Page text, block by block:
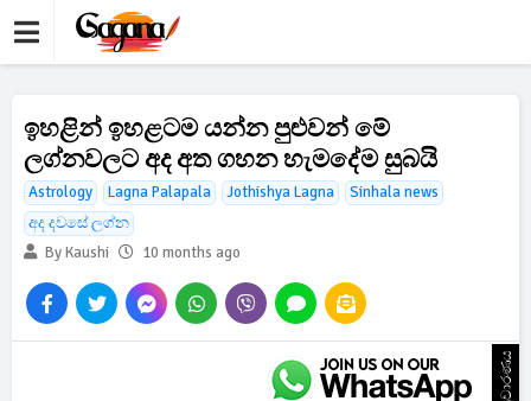
ඉහළින් ඉහළටම යන්න පුළුවන් මේ
ලග්නවලට අද අත ගහන හැමදේම සුබයි
Astrology Lagna Palapala Jothishya Lagna
Sinhala news
අද දවසේ ලග්න
By Kaushi
10 months ago
ප්‍රචාරණය